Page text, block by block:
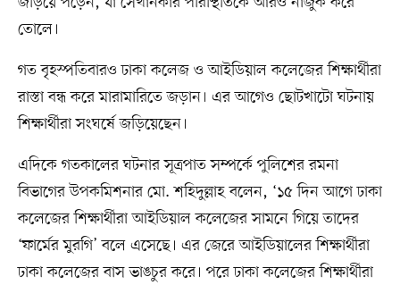
তোলে।
গত বৃহস্পতিবারও ঢাকা কলেজ ও আইডিয়াল কলেজের শিক্ষার্থীরা
রাস্তা বন্ধ করে মারামারিতে জড়ান। এর আগেও ছোটখাটো ঘটনায়
শিক্ষার্থীরা সংঘর্ষে জড়িয়েছেন।
এদিকে গতকালের ঘটনার সূত্রপাত সম্পর্কে পুলিশের রমনা
বিভাগের উপকমিশনার মো. শহিদুল্লাহ বলেন, ‘১৫ দিন আগে ঢাকা
কলেজের শিক্ষার্থীরা আইডিয়াল কলেজের সামনে গিয়ে তাদের
‘ফার্মের মুরগি’ বলে এসেছে। এর জেরে আইডিয়ালের শিক্ষার্থীরা
ঢাকা কলেজের বাস ভাঙচুর করে। পরে ঢাকা কলেজের শিক্ষার্থীরা